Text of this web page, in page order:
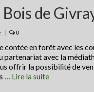
de
| 0
contée en forêt avec les
partenariat avec la
offrir la possibilité de
… Lire la suite­­